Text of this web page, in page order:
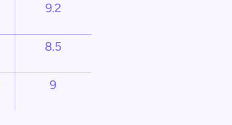
9.2
8.5
9